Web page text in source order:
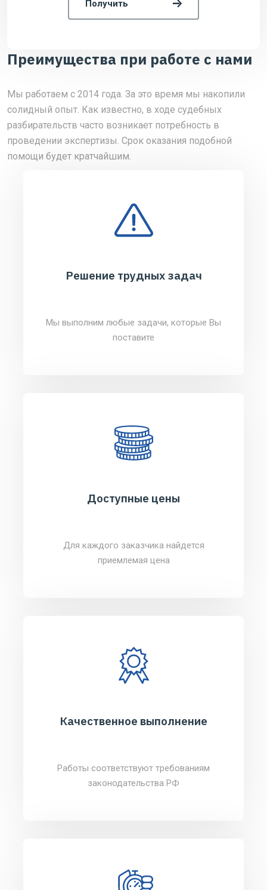
Получить
Преимущества при работе с нами
Мы работаем с 2014 года. За это время мы накопили
солидный опыт. Как известно, в ходе судебных
разбирательств часто возникает потребность в
проведении экспертизы. Срок оказания подобной
помощи будет кратчайшим.
Решение трудных задач
Мы выполним любые задачи, которые Вы
поставите
Доступные цены
Для каждого заказчика найдется
приемлемая цена
Качественное выполнение
Работы соответствуют требованиям
законодательства РФ